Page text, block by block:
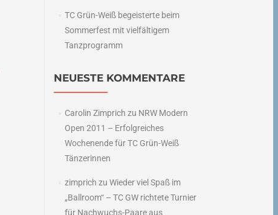
TC Grün-Weiß begeisterte beim
Sommerfest mit vielfältigem
Tanzprogramm
NEUESTE KOMMENTARE
Carolin Zimprich zu NRW Modern
Open 2011 – Erfolgreiches
Wochenende für TC Grün-Weiß
Tänzerinnen
zimprich zu Wieder viel Spaß im
„Ballroom“ – TC GW richtete Turnier
für Nachwuchs-Paare aus